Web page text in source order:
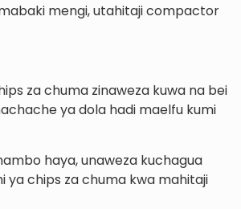
mengi, utahitaji compactor
za chuma zinaweza kuwa na bei
ya dola hadi maelfu kumi
haya, unaweza kuchagua
ya chips za chuma kwa mahitaji